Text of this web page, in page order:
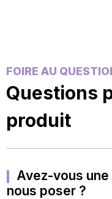
FOIRE AU
Questions
produit
Avez-vous
nous poser ?